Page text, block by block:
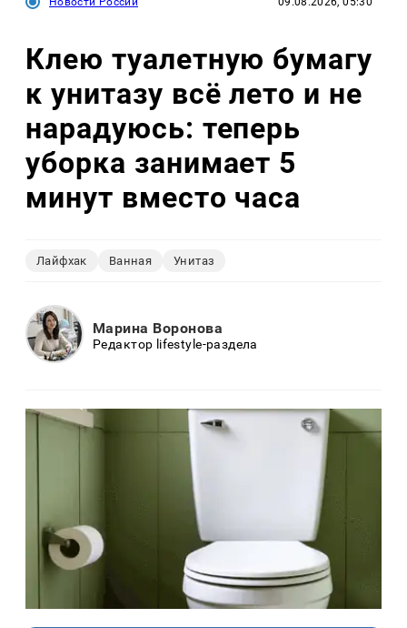
Клею туалетную бумагу
к унитазу всё лето и не
нарадуюсь: теперь
уборка занимает 5
минут вместо часа
Лайфхак Ванная Унитаз
Марина Воронова
Редактор lifestyle-раздела